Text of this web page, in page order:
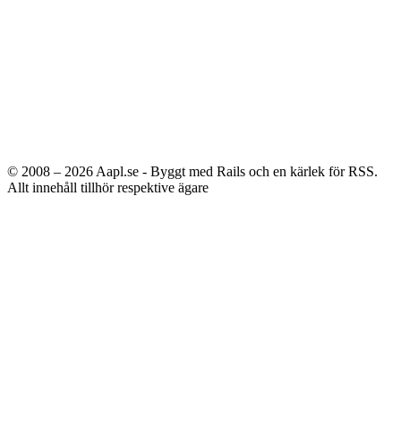
© 2008 – 2026 Aapl.se - Byggt med Rails och en kärlek för RSS.
Allt innehåll tillhör respektive ägare